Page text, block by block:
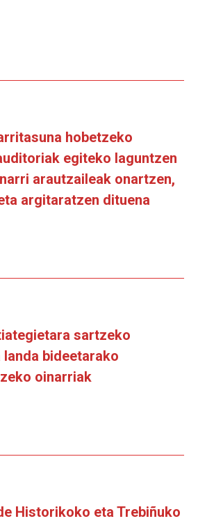
hobetzeko
egiteko laguntzen
arautzaileak onartzen,
argitaratzen dituena
sartzeko
bideetarako
oinarriak
Historikoko eta Trebiñuko